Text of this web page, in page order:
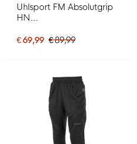
Uhlsport FM Absolutgrip
HN
Felrood Zwart Felgeel
€ 69,99 € 89,99